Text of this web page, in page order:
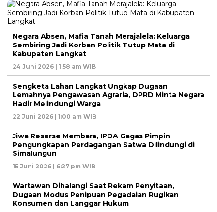
Negara Absen, Mafia Tanah Merajalela: Keluarga
Sembiring Jadi Korban Politik Tutup Mata di
Kabupaten Langkat
24 Juni 2026 | 1:58 am WIB
Sengketa Lahan Langkat Ungkap Dugaan
Lemahnya Pengawasan Agraria, DPRD Minta Negara
Hadir Melindungi Warga
22 Juni 2026 | 1:00 am WIB
Jiwa Reserse Membara, IPDA Gagas Pimpin
Pengungkapan Perdagangan Satwa Dilindungi di
Simalungun
15 Juni 2026 | 6:27 pm WIB
Wartawan Dihalangi Saat Rekam Penyitaan,
Dugaan Modus Penipuan Pegadaian Rugikan
Konsumen dan Langgar Hukum